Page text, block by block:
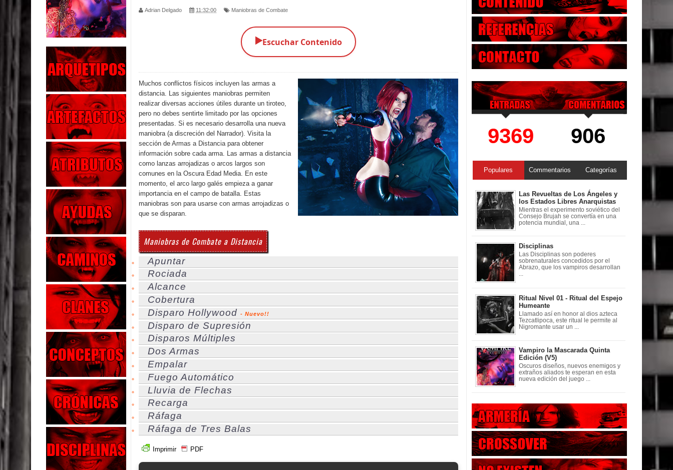
Parte 04: Oídos Sordos
Parte 03: La Traición
Parte 02: Vuelve el Hijo Prodigo
Parte 01: El Comienzo
Parte 01: El Enemigo Interior
Exaltados y Muertos Vivientes
Los Muertos se Levantan (Relato)
Los Monstruos más Buscados
Parte 09: Los Muertos Cuentan Cuentos
Adrian Delgado 11:32:00 Maniobras de Combate
▶️Escuchar Contenido
Muchos conflictos físicos incluyen las armas a
distancia. Las siguientes maniobras permiten
realizar diversas acciones útiles durante un tiroteo,
pero no debes sentirte limitado por las opciones
presentadas. Si es necesario desarrolla una nueva
maniobra (a discreción del Narrador). Visita la
sección de Armas a Distanciapara obtener
información sobre cada arma. Las armas a distancia
como lanzas arrojadizas o arcos largos son
comunes en la Oscura Edad Media. En este
momento, el arco largo galés empieza a ganar
importancia en el campo de batalla. Estas
maniobras son para usarse con armas arrojadizas o
que se disparan.
Maniobras de Combate a Distancia
Apuntar
Rociada
Alcance
Cobertura
Disparo Hollywood - Nuevo!!
Disparo de Supresión
Disparos Múltiples
Dos Armas
Empalar
Fuego Automático
Lluvia de Flechas
Recarga
Ráfaga
Ráfaga de Tres Balas
Imprimir PDF
9369 906
Populares Commentarios Categorías
Las Revueltas de Los Ángeles y
los Estados Libres Anarquistas
Mientras el experimento soviético del
Consejo Brujah se convertía en una
potencia mundial, una ...
Disciplinas
Las Disciplinas son poderes
sobrenaturales concedidos por el
Abrazo, que los vampiros desarrollan
Ritual Nivel 01 - Ritual del Espejo
Humeante
Llamado así en honor al dios azteca
Tezcatlipoca, este ritual le permite al
Nigromante usar un ...
Vampiro la Mascarada Quinta
Edición (V5)
Oscuros diseños, nuevos enemigos y
extraños aliados te esperan en esta
nueva edición del juego ...